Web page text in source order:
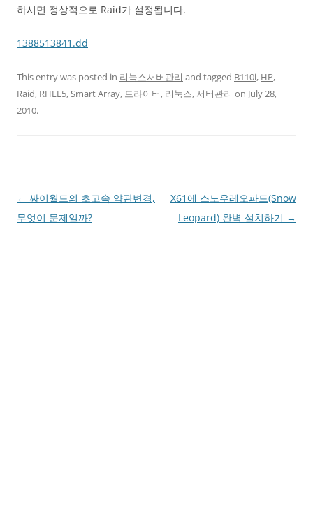
하시면 정상적으로 Raid가 설정됩니다.
1388513841.dd
This entry was posted in 리눅스서버관리 and tagged B110i, HP,
Raid, RHEL5,Smart Array, 드라이버, 리눅스, 서버관리 on July 28,
2010.
Post
navigation
← 싸이월드의 초고속 약관변경,
무엇이 문제일까?
X61에 스노우레오파드(Snow
Leopard) 완벽 설치하기 →